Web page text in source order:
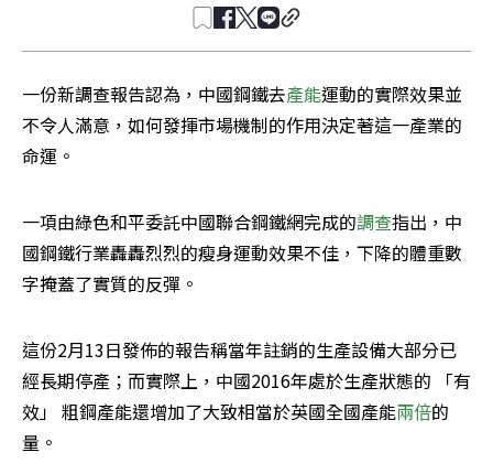
一份新調查報告認為，中國鋼鐵去產能運動的實際效果並
不令人滿意，如何發揮市場機制的作用決定著這一產業的
命運。
一項由綠色和平委託中國聯合鋼鐵網完成的調查指出，中
國鋼鐵行業轟轟烈烈的瘦身運動效果不佳，下降的體重數
字掩蓋了實質的反彈。
這份2月13日發佈的報告稱當年註銷的生產設備大部分已
經長期停產；而實際上，中國2016年處於生產狀態的 「有
效」 粗鋼產能還增加了大致相當於英國全國產能兩倍的
量。